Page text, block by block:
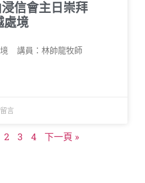
信會主日崇拜
處境
境 講員：林帥龍牧師
言
2 3 4 下一頁 »